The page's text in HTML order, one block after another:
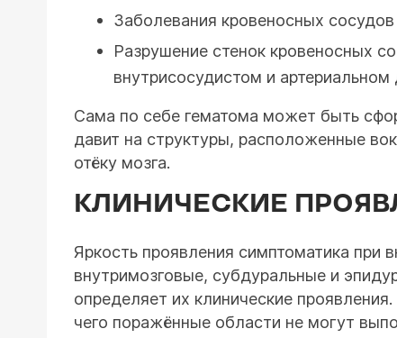
Заболевания кровеносных сосудов
Разрушение стенок кровеносных
внутрисосудистом и артериальном
Сама по себе гематома может быть
давит на структуры, расположенные
отёку мозга.
КЛИНИЧЕСКИЕ
Яркость проявления симптоматика при
внутримозговые, субдуральные и
определяет их клинические
чего поражённые области не могут